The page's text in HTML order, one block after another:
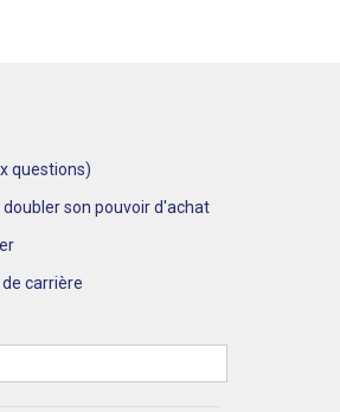
questions)
son pouvoir d'achat
carrière